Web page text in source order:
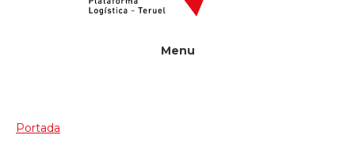
Menu
Portada